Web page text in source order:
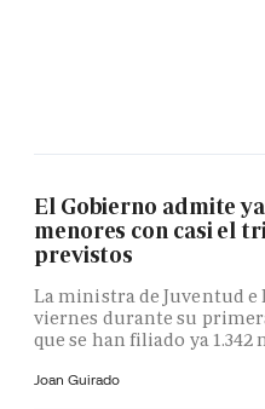
El Gobierno admite
menores con casi el
previstos
La ministra de Juventud e
viernes durante su
que se han filiado ya 1.342
Joan Guirado